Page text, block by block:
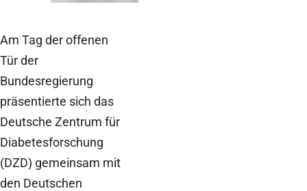
Am Tag der offenen
Tür der
Bundesregierung
präsentierte sich das
Deutsche Zentrum für
Diabetesforschung
(DZD) gemeinsam mit
den Deutschen